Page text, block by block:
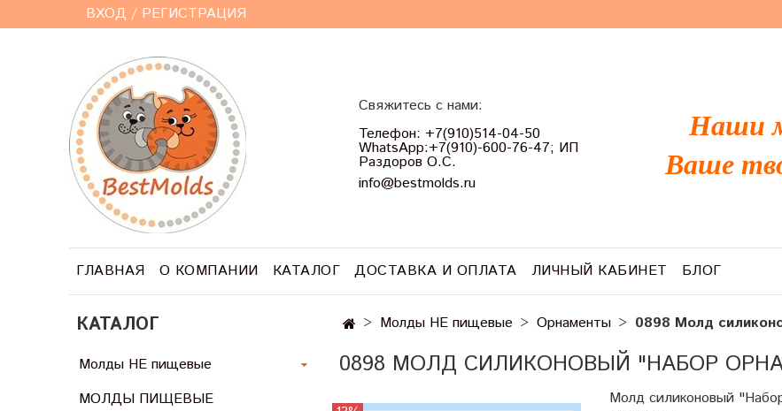
ВХОД / РЕГИСТРАЦИЯ
Свяжитесь с нами:
Телефон: +7(910)514-04-50
WhatsApp:+7(910)-600-76-47; ИП
Раздоров О.С.
info@bestmolds.ru
Наши
Ваше
ГЛАВНАЯ О КОМПАНИИ КАТАЛОГ ДОСТАВКА И ОПЛАТА ЛИЧНЫЙ КАБИНЕТ БЛОГ
Молды НЕ пищевые Орнаменты 0898 Молд
0898 МОЛД СИЛИКОНОВЫЙ "НАБОР
Молд силиконовый
КАТАЛОГ
Молды НЕ пищевые
МОЛДЫ ПИЩЕВЫЕ